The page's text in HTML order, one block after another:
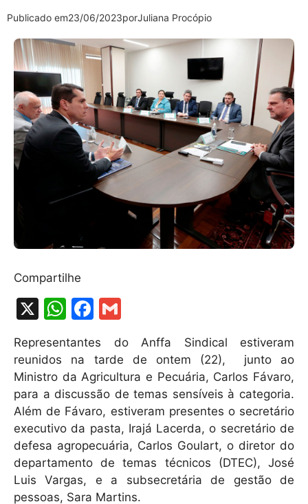
Publicado em23/06/2023porJuliana Procópio
Compartilhe
X
W
at
s
A
p
p
F
c
e
b
o
o
k
ai
l
Representantes do Anffa Sindical estiveram
reunidos na tarde de ontem (22), junto ao
Ministro da Agricultura e Pecuária, Carlos Fávaro,
para a discussão de temas sensíveis à categoria.
Além de Fávaro, estiveram presentes o secretário
executivo da pasta, Irajá Lacerda, o secretário de
defesa agropecuária, Carlos Goulart, o diretor do
departamento de temas técnicos (DTEC), José
Luis Vargas, e a subsecretária de gestão de
pessoas, Sara Martins.